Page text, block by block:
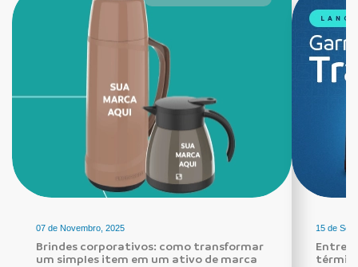
07 de Novembro, 2025
Brindes corporativos: como transformar
um simples item em um ativo de marca
15 de
Entre